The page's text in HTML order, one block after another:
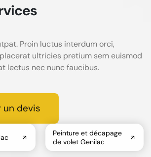
Proin luctus interdum orci,
ultricies pretium sem euismod
lectus nec nunc faucibus.
un devis
Peinture et décapage
de volet Genilac